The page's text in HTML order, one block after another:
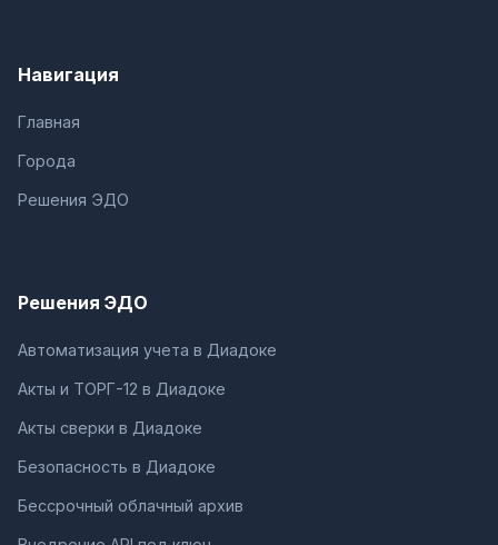
Навигация
Главная
Города
Решения ЭДО
Решения ЭДО
Автоматизация учета в Диадоке
Акты и ТОРГ-12 в Диадоке
Акты сверки в Диадоке
Безопасность в Диадоке
Бессрочный облачный архив